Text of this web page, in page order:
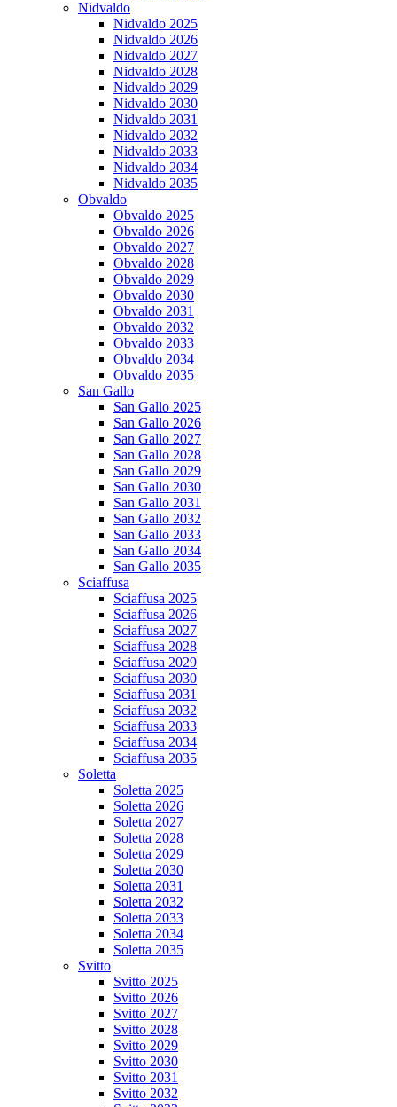
Nidvaldo
Nidvaldo 2025
Nidvaldo 2026
Nidvaldo 2027
Nidvaldo 2028
Nidvaldo 2029
Nidvaldo 2030
Nidvaldo 2031
Nidvaldo 2032
Nidvaldo 2033
Nidvaldo 2034
Nidvaldo 2035
Obvaldo
Obvaldo 2025
Obvaldo 2026
Obvaldo 2027
Obvaldo 2028
Obvaldo 2029
Obvaldo 2030
Obvaldo 2031
Obvaldo 2032
Obvaldo 2033
Obvaldo 2034
Obvaldo 2035
San Gallo
San Gallo 2025
San Gallo 2026
San Gallo 2027
San Gallo 2028
San Gallo 2029
San Gallo 2030
San Gallo 2031
San Gallo 2032
San Gallo 2033
San Gallo 2034
San Gallo 2035
Sciaffusa
Sciaffusa 2025
Sciaffusa 2026
Sciaffusa 2027
Sciaffusa 2028
Sciaffusa 2029
Sciaffusa 2030
Sciaffusa 2031
Sciaffusa 2032
Sciaffusa 2033
Sciaffusa 2034
Sciaffusa 2035
Soletta
Soletta 2025
Soletta 2026
Soletta 2027
Soletta 2028
Soletta 2029
Soletta 2030
Soletta 2031
Soletta 2032
Soletta 2033
Soletta 2034
Soletta 2035
Svitto
Svitto 2025
Svitto 2026
Svitto 2027
Svitto 2028
Svitto 2029
Svitto 2030
Svitto 2031
Svitto 2032